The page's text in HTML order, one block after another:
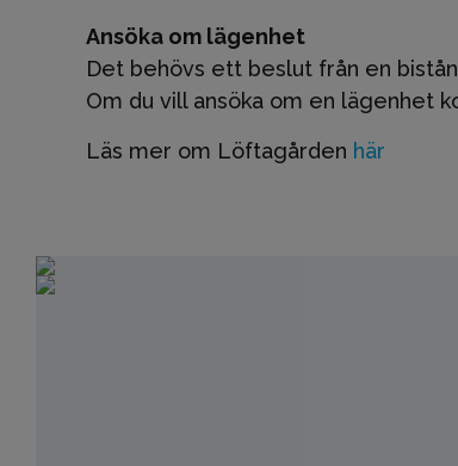
Ansöka om lägenhet
Det behövs ett beslut från en
Om du vill ansöka om en lägenhet
Läs mer om Löftagården här